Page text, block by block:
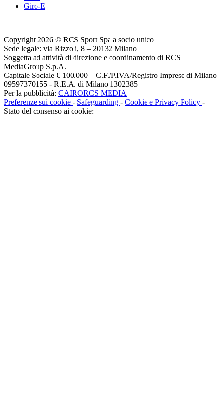
Giro-E
Copyright 2026 © RCS Sport Spa a socio unico
Sede legale: via Rizzoli, 8 – 20132 Milano
Soggetta ad attività di direzione e coordinamento di RCS
MediaGroup S.p.A.
Capitale Sociale € 100.000 – C.F./P.IVA/Registro Imprese di Milano
09597370155 - R.E.A. di Milano 1302385
Per la pubblicità: CAIRORCS MEDIA
Preferenze sui cookie - Safeguarding - Cookie e Privacy Policy -
Stato del consenso ai cookie: